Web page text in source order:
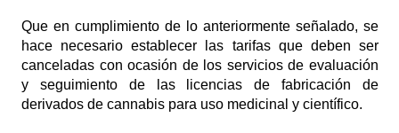
Que en cumplimiento de lo anteriormente señalado, se
hace necesario establecer las tarifas que deben ser
canceladas con ocasión de los servicios de evaluación
y seguimiento de las licencias de fabricación de
derivados de cannabis para uso medicinal y científico.